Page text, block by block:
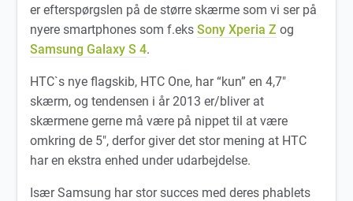
er efterspørgslen på de større skærme som vi ser på
nyere smartphones som f.eksSony Xperia Z og
Samsung Galaxy S 4.
HTC`s nye flagskib, HTC One, har “kun” en 4,7″
skærm, og tendensen i år 2013 er/bliver at
skærmene gerne må være på nippet til at være
omkring de 5″, derfor giver det stor mening at HTC
har en ekstra enhed under udarbejdelse.
Især Samsung har stor succes med deres phablets